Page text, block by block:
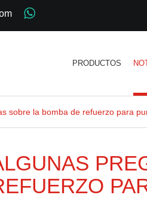
PRODUCTOS
sobre la bomba de refuerzo para